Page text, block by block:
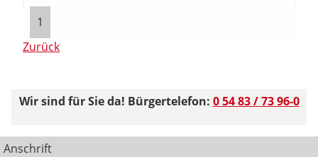
1
Zurück
Wir sind für Sie da! Bürgertelefon: 0 54 83 / 73 96-0
Anschrift